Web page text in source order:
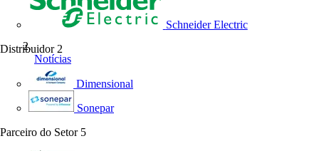
Schneider Electric
Distribuidor 2
Dimensional
Sonepar
Parceiro do Setor 5
Notícias